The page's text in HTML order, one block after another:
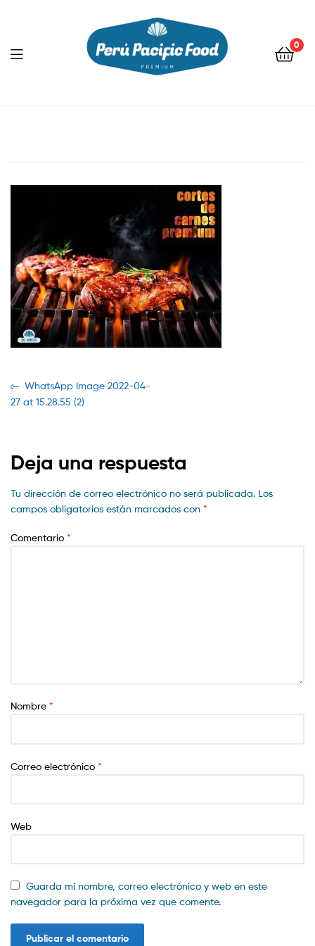
0
Menu
Navegación
de
Previous
post:
WhatsApp Image 2022-04-
27 at 15.28.55 (2)
Deja una respuesta
Tu dirección de correo electrónico no será publicada. Los
campos obligatorios están marcados con *
Comentario *
Nombre *
Correo electrónico *
Web
Guarda mi nombre, correo electrónico y web en este
navegador para la próxima vez que comente.